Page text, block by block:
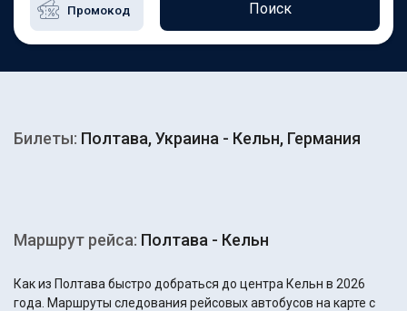
Поиск
Билеты: Полтава, Украина - Кельн, Германия
Маршрут рейса: Полтава - Кельн
Как из Полтава быстро добраться до центра Кельн в 2026
года. Маршруты следования рейсовых автобусов на карте с